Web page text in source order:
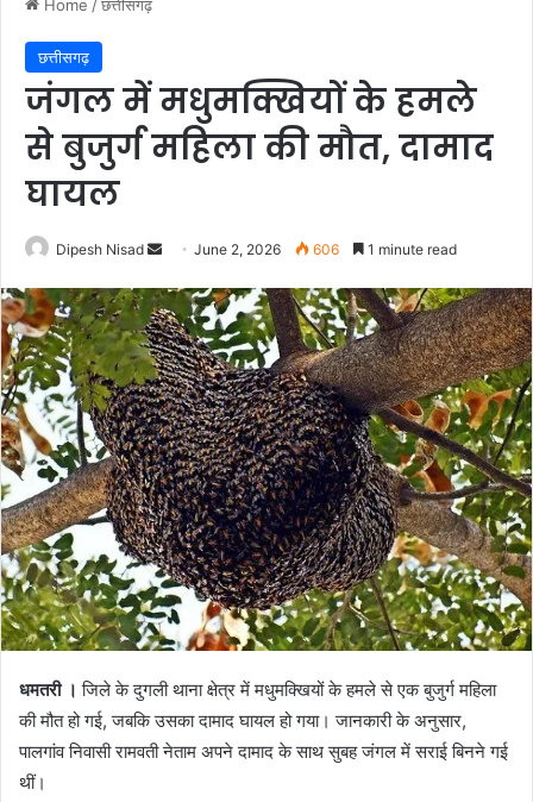
Home /छत्तीसगढ़
छत्तीसगढ़
जंगल में मधुमक्खियों के हमले
से बुजुर्ग महिला की मौत, दामाद
घायल
Dipesh Nisad
Send
email
June 2, 2026 606 1 minute read
धमतरी । जिले के दुगली थाना क्षेत्र में मधुमक्खियों के हमले से एक बुजुर्ग महिला
की मौत हो गई, जबकि उसका दामाद घायल हो गया। जानकारी के अनुसार,
पालगांव निवासी रामवती नेताम अपने दामाद के साथ सुबह जंगल में सराई बिनने गई
थीं।